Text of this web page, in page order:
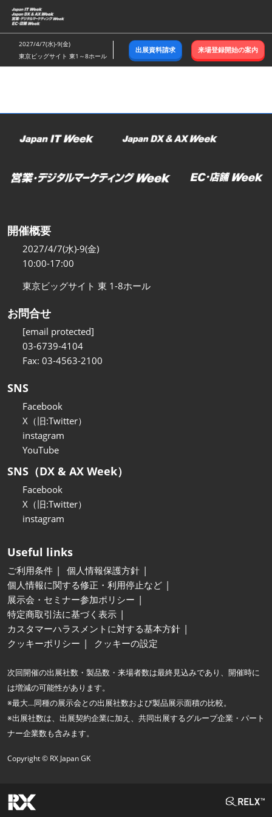
ス
キ
ッ
し
む
2027/4/7(水)-9(金)
東京ビッグサイト 東1～8ホール
出展資料請求 来場登録開始の案内
開催概要
2027/4/7(水)-9(金)
10:00-17:00
東京ビッグサイト 東 1-8ホール
お問合せ
[email protected]
03-6739-4104
Fax: 03-4563-2100
SNS
Facebook
X（旧:Twitter）
instagram
YouTube
SNS（DX & AX Week）
Facebook
X（旧:Twitter）
instagram
Useful links
ご利用条件
個人情報保護方針
個人情報に関する修正・利用停止など
展示会・セミナー参加ポリシー
特定商取引法に基づく表示
カスタマーハラスメントに対する基本方針
クッキーポリシー
クッキーの設定
次回開催の出展社数・製品数・来場者数は最終見込みであり、開催時に
は増減の可能性があります。
※最大…同種の展示会との出展社数および製品展示面積の比較。
※出展社数は、出展契約企業に加え、共同出展するグループ企業・パート
ナー企業数も含みます。
Copyright © RX Japan GK